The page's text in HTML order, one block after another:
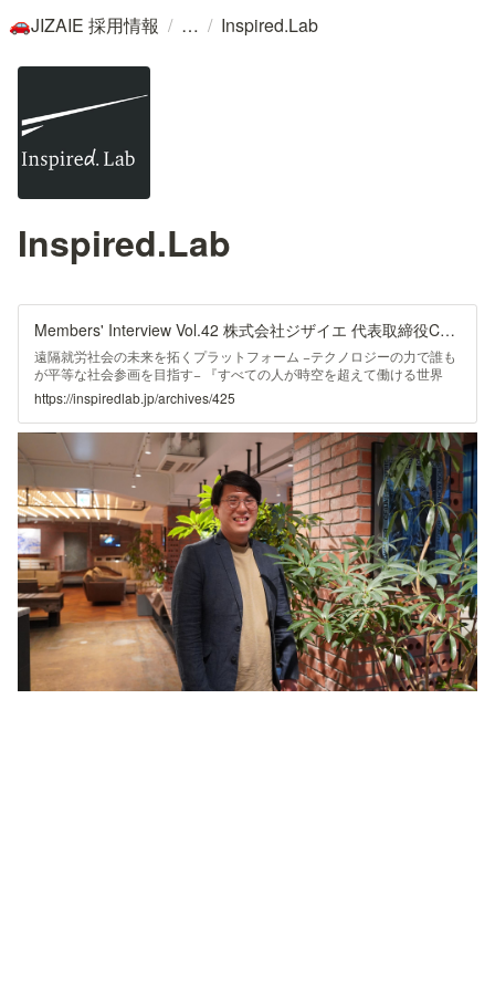
🚗JIZAIE 採用情報 / / Inspired.Lab
Inspired.Lab
Members' Interview Vol.42 株式会社ジザイエ 代表取締役CEO 中川純希 | Inspired.Lab |
遠隔就労社会の未来を拓くプラットフォーム −テクノロジーの力で誰も
が平等な社会参画を目指す− 『すべての人が時空を超えて働ける世界
へ』。株式会社ジザイエ（以下、ジザイエ）は、リアルタイムの遠隔就
労を支援するプラットフォームJIZAIPAD（ジザイパッド）を開発・運
営する会社だ。工場や建設現場などの遠隔就労環境を整備し、エッセン
シャルワーカーやブルーカラーワーカーなど、職種に関係なく誰もがい
つでもど
https://inspiredlab.jp/archives/425